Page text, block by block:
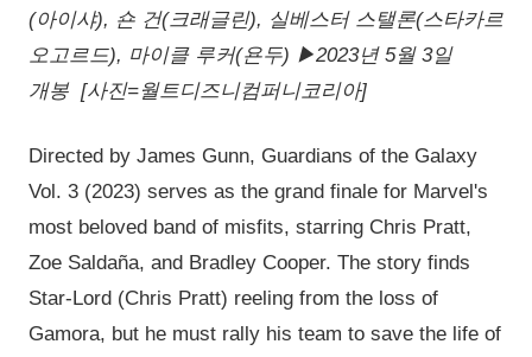
(아이샤), 숀 건(크래글린), 실베스터 스탤론(스타카르
오고르드), 마이클 루커(욘두) ▶2023년 5월 3일
개봉 [사진=월트디즈니컴퍼니코리아]
Directed by James Gunn, Guardians of the Galaxy
Vol. 3 (2023) serves as the grand finale for Marvel's
most beloved band of misfits, starring Chris Pratt,
Zoe Saldaña, and Bradley Cooper. The story finds
Star-Lord (Chris Pratt) reeling from the loss of
Gamora, but he must rally his team to save the life of